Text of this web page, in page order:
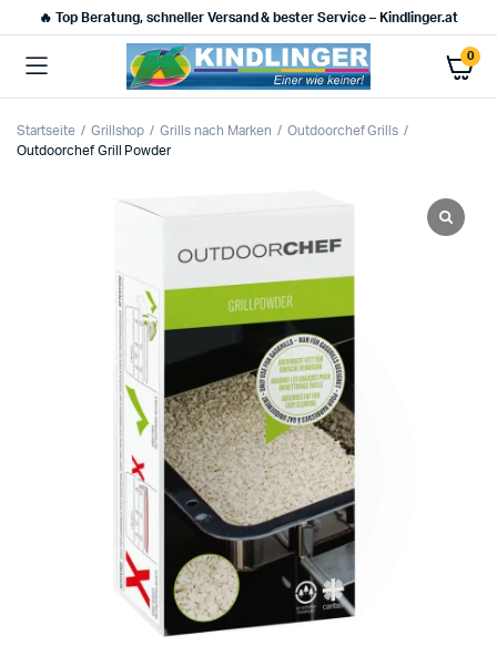
🔥 Top Beratung, schneller Versand & bester Service – Kindlinger.at
0
Startseite Grillshop Grills nach Marken
Outdoorchef Grills
Outdoorchef Grill Powder